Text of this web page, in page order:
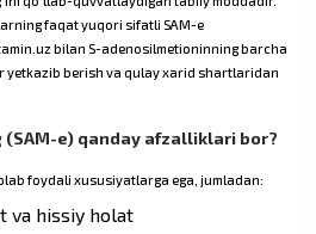
faqat yuqori sifatli SAM-e
bilan S-adenosilmetioninning barcha
yetkazib berish va qulay xarid shartlaridan
e) qanday afzalliklari bor?
foydali xususiyatlarga ega, jumladan:
va hissiy holat